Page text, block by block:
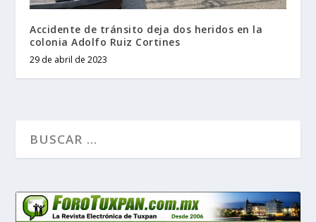
Accidente de tránsito deja dos heridos en la
colonia Adolfo Ruiz Cortines
29 de abril de 2023